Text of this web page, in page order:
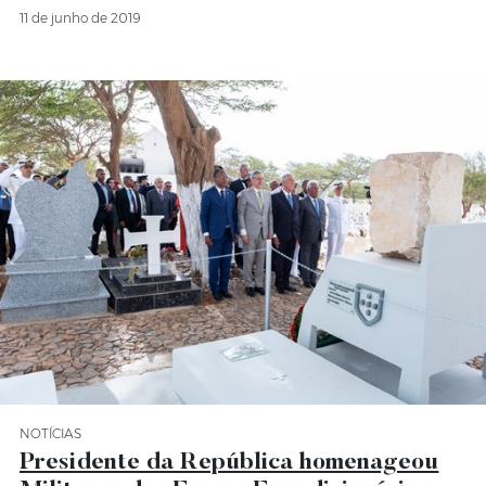
11 de junho de 2019
Categoria Notícias
NOTÍCIAS
Presidente da República homenageou